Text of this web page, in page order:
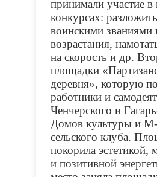
принимали участие в
конкурсах:
воинскими званиями
возрастания,
на скорость и др.
площадки
деревня», которую
работники и
Ченчерского и
Домов культуры и М-
сельского клуба.
покорила эстетикой,
и позитивной